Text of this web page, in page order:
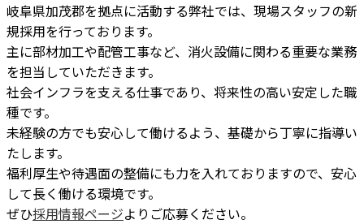
岐阜県加茂郡を拠点に活動する弊社では、現場スタッフの新
規採用を行っております。
主に部材加工や配管工事など、消火設備に関わる重要な業務
を担当していただきます。
社会インフラを支える仕事であり、将来性の高い安定した職
種です。
未経験の方でも安心して働けるよう、基礎から丁寧に指導い
たします。
福利厚生や待遇面の整備にも力を入れておりますので、安心
して長く働ける環境です。
ぜひ採用情報ページよりご応募ください。